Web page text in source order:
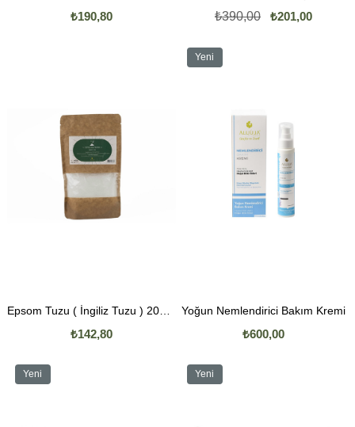
₺190,80 ₺201,00
₺390,00
Epsom Tuzu ( İngiliz Tuzu ) 200 Gr.
₺142,80
Yoğun Nemlendirici Bakım Kremi
₺600,00
Yeni
Yeni
Yeni